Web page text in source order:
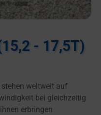
- 17,5T)
weltweit auf
bei gleichzeitig
erbringen